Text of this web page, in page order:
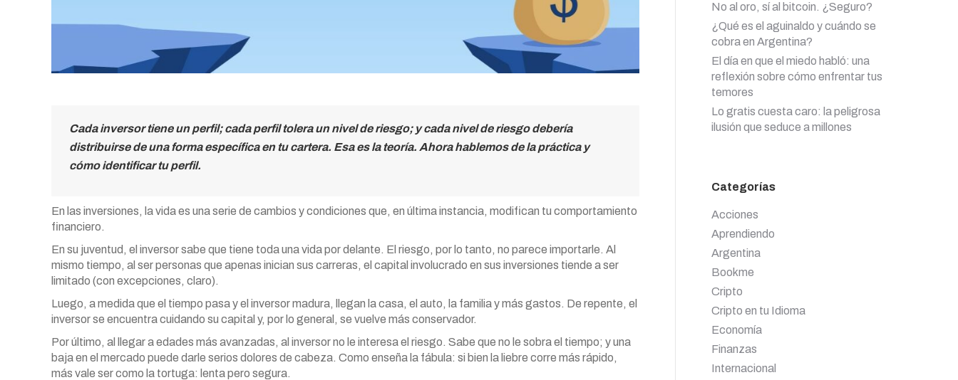
Cada inversor tiene un perfil; cada perfil tolera un nivel de riesgo; y cada nivel de riesgo debería
distribuirse de una forma específica en tu cartera. Esa es la teoría. Ahora hablemos de la práctica y
cómo identificar tu perfil.
En las inversiones, la vida es una serie de cambios y condiciones que, en última instancia, modifican tu comportamiento
financiero.
En su juventud, el inversor sabe que tiene toda una vida por delante. El riesgo, por lo tanto, no parece importarle. Al
mismo tiempo, al ser personas que apenas inician sus carreras, el capital involucrado en sus inversiones tiende a ser
limitado (con excepciones, claro).
Luego, a medida que el tiempo pasa y el inversor madura, llegan la casa, el auto, la familia y más gastos. De repente, el
inversor se encuentra cuidando su capital y, por lo general, se vuelve más conservador.
Por último, al llegar a edades más avanzadas, al inversor no le interesa el riesgo. Sabe que no le sobra el tiempo; y una
baja en el mercado puede darle serios dolores de cabeza. Como enseña la fábula: si bien la liebre corre más rápido,
más vale ser como la tortuga: lenta pero segura.
No al oro, sí al bitcoin. ¿Seguro?
¿Qué es el aguinaldo y cuándo se
cobra en Argentina?
El día en que el miedo habló: una
reflexión sobre cómo enfrentar tus
temores
Lo gratis cuesta caro: la peligrosa
ilusión que seduce a millones
Categorías
Acciones
Aprendiendo
Argentina
Bookme
Cripto
Cripto en tu Idioma
Economía
Finanzas
Internacional